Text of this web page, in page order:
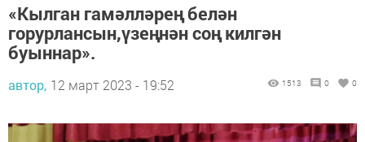
«Кылган гамәлләрең белән
горурлансын,үзеңнән соң килгән
буыннар».
автор, 12 март 2023 - 19:52 1513 0 0